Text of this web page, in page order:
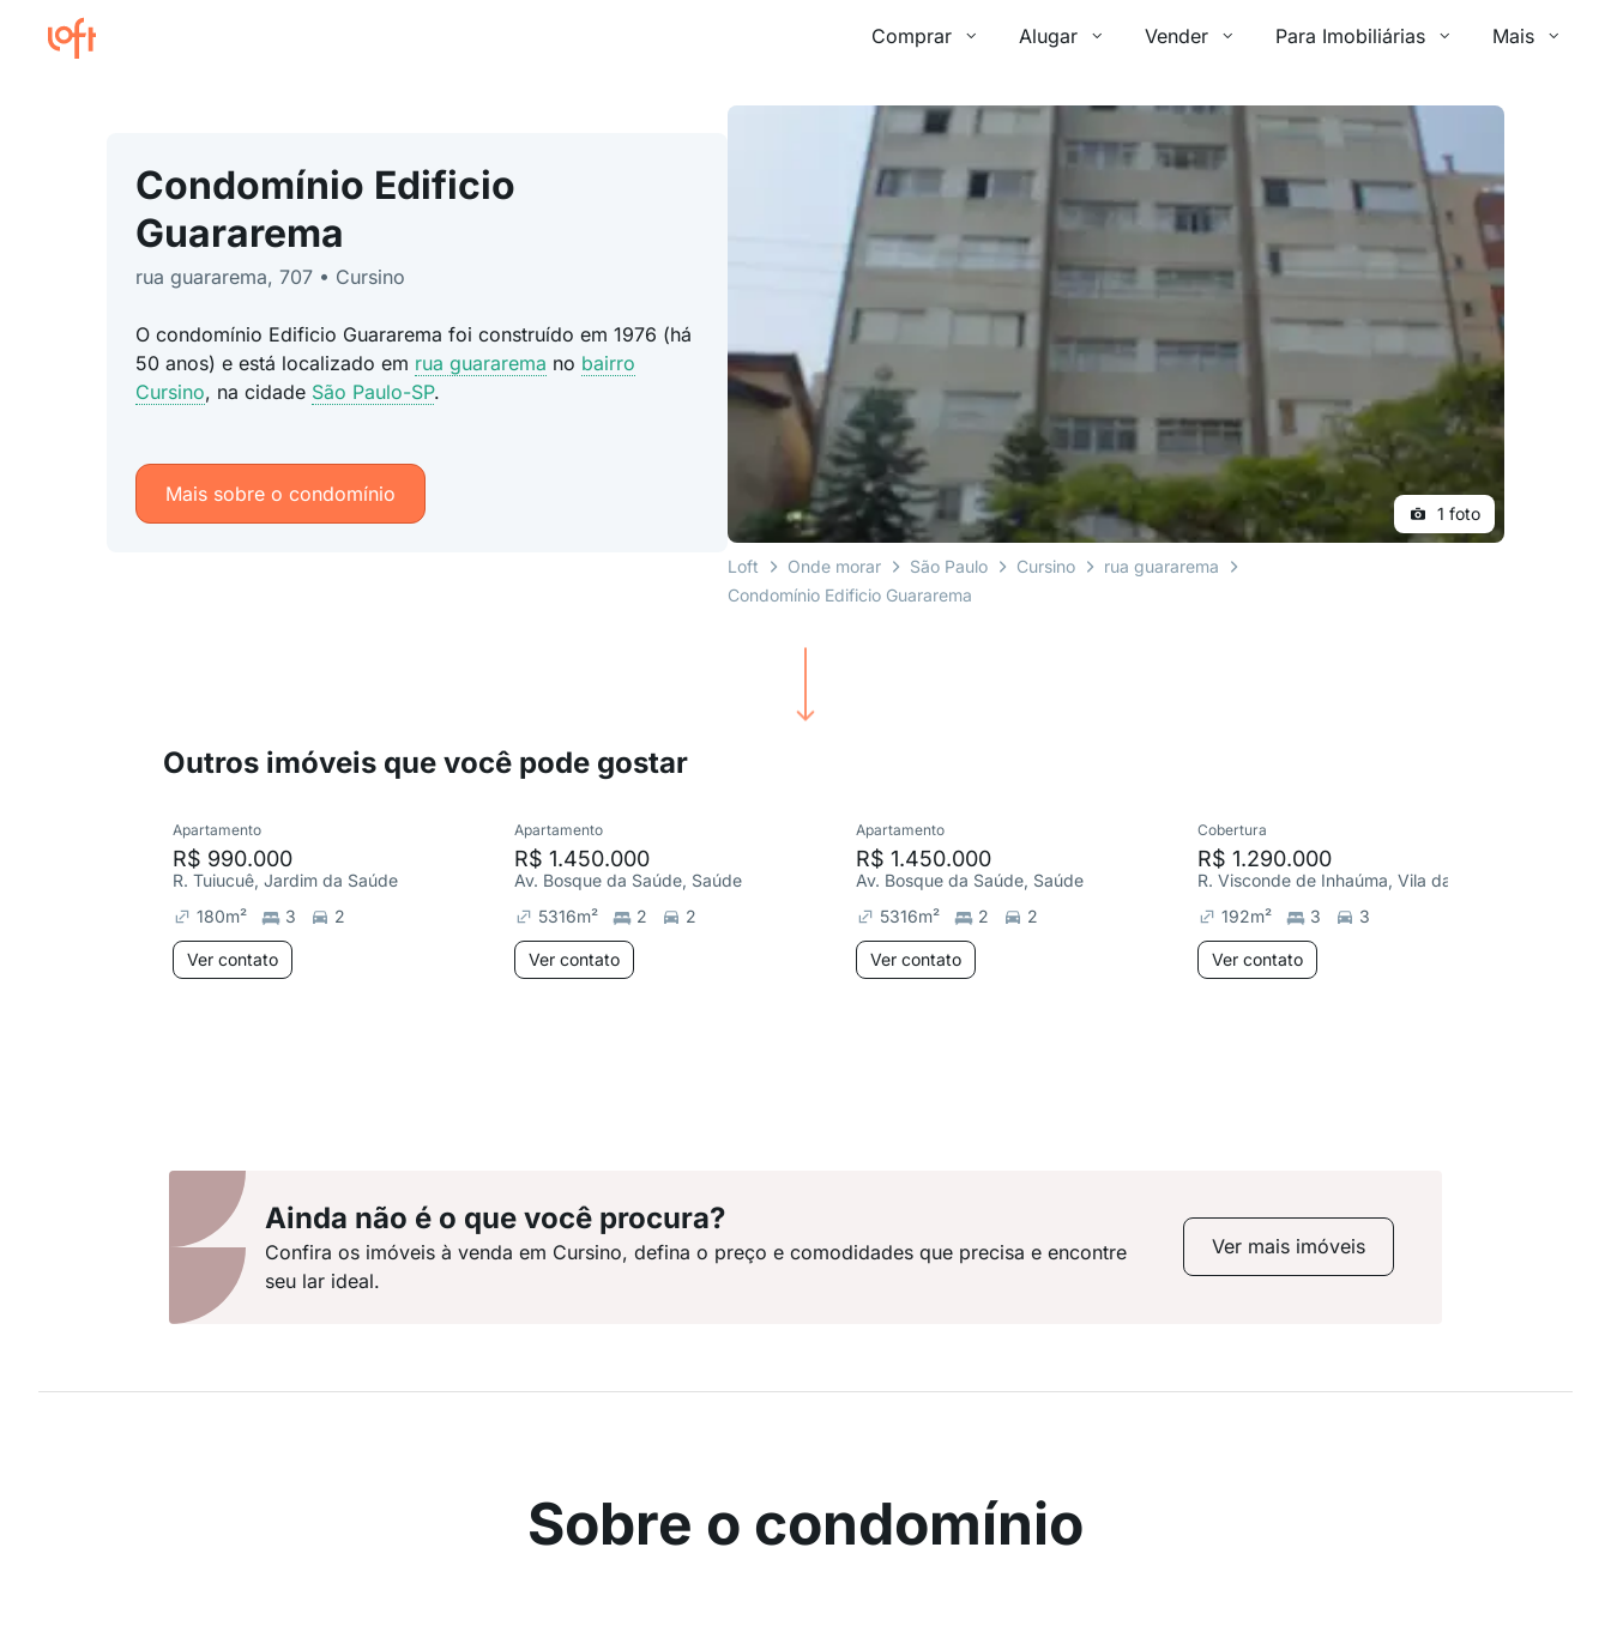
Comprar Alugar Vender Para Imobiliárias Mais
Condomínio Edificio
Guararema
rua guararema, 707 • Cursino
O condomínio Edificio Guararema foi construído em 1976 (há
50 anos) e está localizado em rua guararema no bairro
Cursino, na cidade São Paulo-SP.
Mais sobre o condomínio
1 foto
Loft Onde morar São Paulo Cursino
rua guararema
Condomínio Edificio Guararema
Outros imóveis que você pode gostar
Apartamento
R$ 990.000
R. Tuiucuê, Jardim da Saúde
180m² 3 2
Ver contato
Apartamento
R$ 1.450.000
Av. Bosque da Saúde, Saúde
5316m² 2 2
Ver contato
Apartamento
R$ 1.450.000
Av. Bosque da Saúde, Saúde
5316m² 2 2
Ver contato
Cobertura
R$ 1.290.000
192m² 3 3
Ver contato
Ainda não é o que você procura?
Confira os imóveis à venda em Cursino, defina o preço e comodidades que precisa e encontre
seu lar ideal.
Ver mais imóveis
Sobre o condomínio